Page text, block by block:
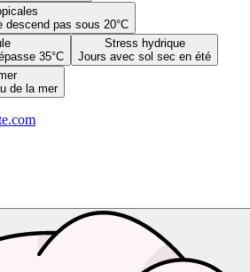
descend pas sous 20°C
35°C
Stress hydrique
Jours avec sol sec en été
de la mer